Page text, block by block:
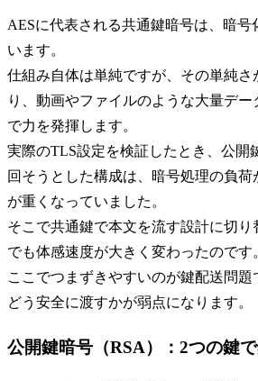
AESに代表される共通鍵暗号は、暗号
います。
仕組み自体は単純ですが、その単純
り、動画やファイルのような大量デ
で力を発揮します。
実際のTLS設定を検証したとき、公開
回そうとした構成は、暗号処理の負
が重くなっていました。
そこで共通鍵で本文を流す設計に切
でも体感速度が大きく変わったのです
ここでつまずきやすいのが鍵配送問題
どう安全に渡すかが弱点になります。
公開鍵暗号（RSA）：2つの鍵